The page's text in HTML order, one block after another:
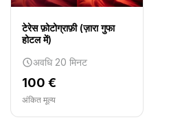
टेरेस फ़ोटोग्राफ़ी (ज़ारा गुफा
होटल में)
अवधि 20 मिनट
100 €
अंकित मूल्य